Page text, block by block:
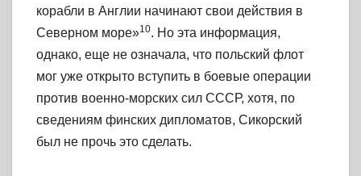
корабли в Англии начинают свои действия в
Северном море»10. Но эта информация,
однако, еще не означала, что польский флот
мог уже открыто вступить в боевые операции
против военно-морских сил СССР, хотя, по
сведениям финских дипломатов, Сикорский
был не прочь это сделать.